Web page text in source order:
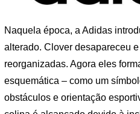
Naquela época, a Adidas
alterado. Clover desapareceu
reorganizadas. Agora eles
esquemática – como um
obstáculos e orientação